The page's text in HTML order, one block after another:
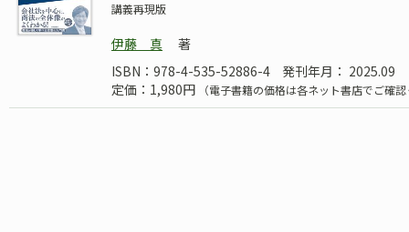
講義再現版
伊藤 真
著
ISBN：978-4-535-52886-4
発刊年月： 2025.09
定価：1,980円
（電子書籍の価格は各ネット書店でご確